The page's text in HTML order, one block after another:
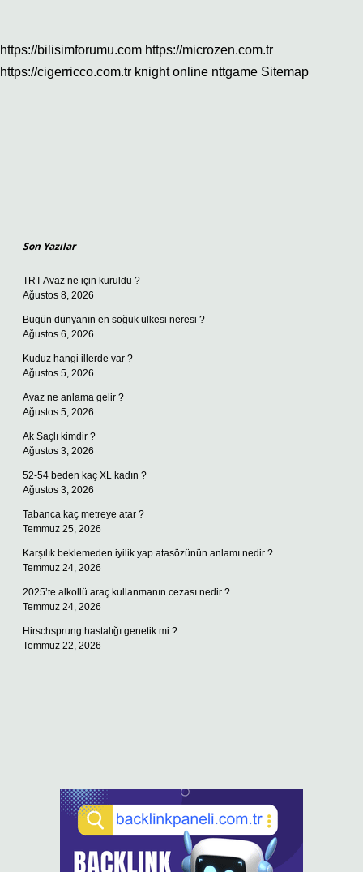
https://bilisimforumu.com https://microzen.com.tr
https://cigerricco.com.tr knight online nttgame Sitemap
Son Yazılar
TRT Avaz ne için kuruldu ?
Ağustos 8, 2026
Bugün dünyanın en soğuk ülkesi neresi ?
Ağustos 6, 2026
Kuduz hangi illerde var ?
Ağustos 5, 2026
Avaz ne anlama gelir ?
Ağustos 5, 2026
Ak Saçlı kimdir ?
Ağustos 3, 2026
52-54 beden kaç XL kadın ?
Ağustos 3, 2026
Tabanca kaç metreye atar ?
Temmuz 25, 2026
Karşılık beklemeden iyilik yap atasözünün anlamı nedir ?
Temmuz 24, 2026
2025’te alkollü araç kullanmanın cezası nedir ?
Temmuz 24, 2026
Hirschsprung hastalığı genetik mi ?
Temmuz 22, 2026